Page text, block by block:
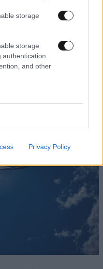
storage
storage
authentication
and other
Privacy Policy